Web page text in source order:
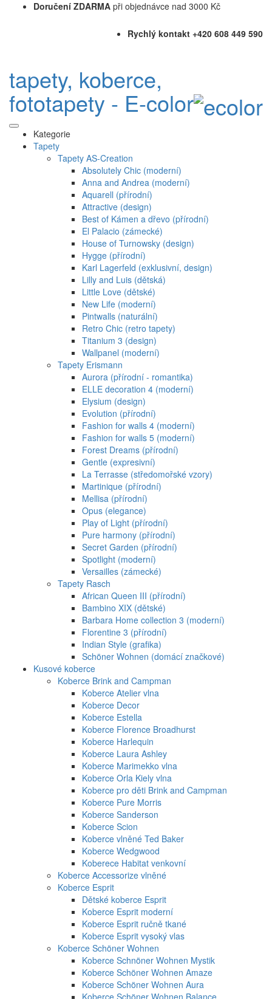
Doručení ZDARMA při objednávce nad 3000 Kč
Rychlý kontakt +420 608 449 590
tapety, koberce,
fototapety - E-color
Kategorie
Tapety
Tapety AS-Creation
Absolutely Chic (moderní)
Anna and Andrea (moderní)
Aquarell (přírodní)
Attractive (design)
Best of Kámen a dřevo (přírodní)
El Palacio (zámecké)
House of Turnowsky (design)
Hygge (přírodní)
Karl Lagerfeld (exklusivní, design)
Lilly and Luis (dětská)
Little Love (dětské)
New Life (moderní)
Pintwalls (naturální)
Retro Chic (retro tapety)
Titanium 3 (design)
Wallpanel (moderní)
Tapety Erismann
Aurora (přírodní - romantika)
ELLE decoration 4 (moderní)
Elysium (design)
Evolution (přírodní)
Fashion for walls 4 (moderní)
Fashion for walls 5 (moderní)
Forest Dreams (přírodní)
Gentle (expresivní)
La Terrasse (středomořské vzory)
Martinique (přírodní)
Mellisa (přírodní)
Opus (elegance)
Play of Light (přírodní)
Pure harmony (přírodní)
Secret Garden (přírodní)
Spotlight (moderní)
Versailles (zámecké)
Tapety Rasch
African Queen III (přírodní)
Bambino XIX (dětské)
Barbara Home collection 3 (moderní)
Florentine 3 (přírodní)
Indian Style (grafika)
Schöner Wohnen (domácí značkové)
Kusové koberce
Koberce Brink and Campman
Koberce Atelier vlna
Koberce Decor
Koberce Estella
Koberce Florence Broadhurst
Koberce Harlequin
Koberce Laura Ashley
Koberce Marimekko vlna
Koberce Orla Kiely vlna
Koberce pro děti Brink and Campman
Koberce Pure Morris
Koberce Sanderson
Koberce Scion
Koberce vlněné Ted Baker
Koberce Wedgwood
Koberece Habitat venkovní
Koberce Accessorize vlněné
Koberce Esprit
Dětské koberce Esprit
Koberce Esprit moderní
Koberce Esprit ručně tkané
Koberce Esprit vysoký vlas
Koberce Schöner Wohnen
Koberce Schnöner Wohnen Mystik
Koberce Schöner Wohnen Amaze
Koberce Schöner Wohnen Aura